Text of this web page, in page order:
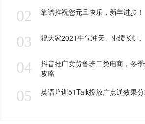
02 靠谱推祝您元旦快乐，新年进步！
03 祝大家2021牛气冲天、业绩长虹
04
抖音推广卖货鲁班二类电商，冬
攻略
05 英语培训51Talk投放广点通效果